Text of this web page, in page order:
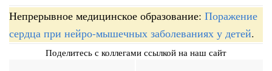
Непрерывное медицинское образование: Поражение
сердца при нейро-мышечных заболеваниях у детей.
Поделитесь с коллегами ссылкой на наш сайт